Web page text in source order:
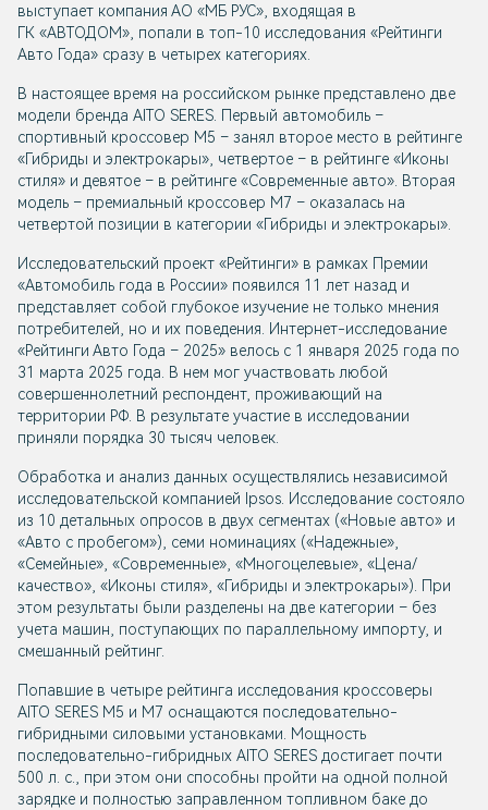
выступает компания АО «МБ РУС», входящая в
ГК «АВТОДОМ», попали в топ-10 исследования «Рейтинги
Авто Года» сразу в четырех категориях.
В настоящее время на российском рынке представлено две
модели бренда AITO SERES. Первый автомобиль –
спортивный кроссовер M5 – занял второе место в рейтинге
«Гибриды и электрокары», четвертое – в рейтинге «Иконы
стиля» и девятое – в рейтинге «Современные авто». Вторая
модель – премиальный кроссовер M7 – оказалась на
четвертой позиции в категории «Гибриды и электрокары».
Исследовательский проект «Рейтинги» в рамках Премии
«Автомобиль года в России» появился 11 лет назад и
представляет собой глубокое изучение не только мнения
потребителей, но и их поведения. Интернет-исследование
«Рейтинги Авто Года – 2025» велось с 1 января 2025 года по
31 марта 2025 года. В нем мог участвовать любой
совершеннолетний респондент, проживающий на
территории РФ. В результате участие в исследовании
приняли порядка 30 тысяч человек.
Обработка и анализ данных осуществлялись независимой
исследовательской компанией Ipsos. Исследование состояло
из 10 детальных опросов в двух сегментах («Новые авто» и
«Авто с пробегом»), семи номинациях («Надежные»,
«Семейные», «Современные», «Многоцелевые», «Цена/
качество», «Иконы стиля», «Гибриды и электрокары»). При
этом результаты были разделены на две категории – без
учета машин, поступающих по параллельному импорту, и
смешанный рейтинг.
Попавшие в четыре рейтинга исследования кроссоверы
AITO SERES M5 и M7 оснащаются последовательно-
гибридными силовыми установками. Мощность
последовательно-гибридных AITO SERES достигает почти
500 л. с., при этом они способны пройти на одной полной
зарядке и полностью заправленном топливном баке до